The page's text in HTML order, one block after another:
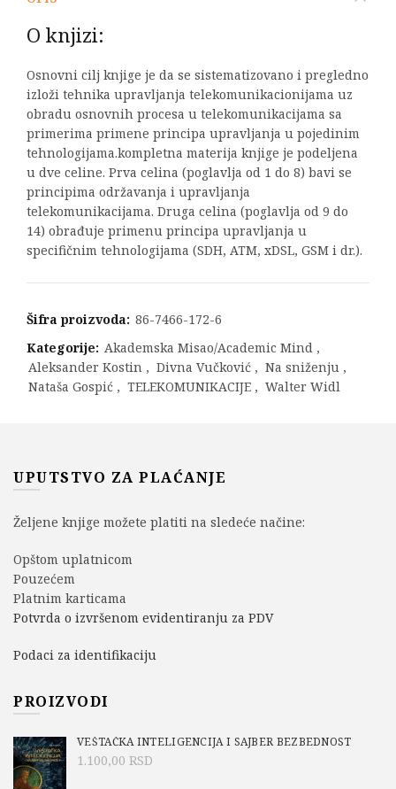
O knjizi:
Osnovni cilj knjige je da se sistematizovano i pregledno
izloži tehnika upravljanja telekomunikacionijama uz
obradu osnovnih procesa u telekomunikacijama sa
primerima primene principa upravljanja u pojedinim
tehnologijama.kompletna materija knjige je podeljena
u dve celine. Prva celina (poglavlja od 1 do 8) bavi se
principima održavanja i upravljanja
telekomunikacijama. Druga celina (poglavlja od 9 do
14) obrađuje primenu principa upravljanja u
specifičnim tehnologijama (SDH, ATM, xDSL, GSM i dr.).
Šifra proizvoda: 86-7466-172-6
Kategorije: Akademska Misao/Academic Mind ,
Aleksander Kostin , Divna Vučković , Na sniženju ,
Nataša Gospić , TELEKOMUNIKACIJE , Walter Widl
UPUTSTVO ZA PLAĆANJE
Željene knjige možete platiti na sledeće načine:
Opštom uplatnicom
Pouzećem
Platnim karticama
Potvrda o izvršenom evidentiranju za PDV
Podaci za identifikaciju
PROIZVODI
VEŠTAČKA INTELIGENCIJA I SAJBER BEZBEDNOST
1.100,00 RSD